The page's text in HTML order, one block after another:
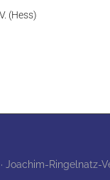
(Hess)
Ringelnatz-